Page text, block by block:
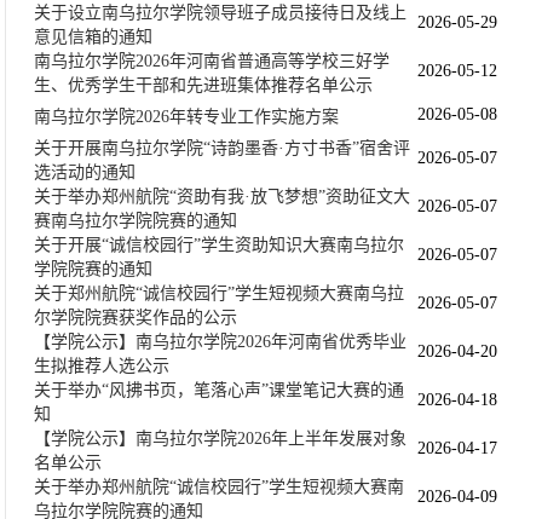
关于设立南乌拉尔学院领导班子成员接待日及线上
意见信箱的通知
2026-05-29
南乌拉尔学院2026年河南省普通高等学校三好学
生、优秀学生干部和先进班集体推荐名单公示
2026-05-12
南乌拉尔学院2026年转专业工作实施方案
2026-05-08
关于开展南乌拉尔学院“诗韵墨香·方寸书香”宿舍评
选活动的通知
2026-05-07
关于举办郑州航院“资助有我·放飞梦想”资助征文大
赛南乌拉尔学院院赛的通知
2026-05-07
关于开展“诚信校园行”学生资助知识大赛南乌拉尔
学院院赛的通知
2026-05-07
关于郑州航院“诚信校园行”学生短视频大赛南乌拉
尔学院院赛获奖作品的公示
2026-05-07
【学院公示】南乌拉尔学院2026年河南省优秀毕业
生拟推荐人选公示
2026-04-20
关于举办“风拂书页，笔落心声”课堂笔记大赛的通
知
2026-04-18
【学院公示】南乌拉尔学院2026年上半年发展对象
名单公示
2026-04-17
关于举办郑州航院“诚信校园行”学生短视频大赛南
乌拉尔学院院赛的通知
2026-04-09